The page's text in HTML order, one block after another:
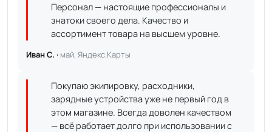
Персонал — настоящие профессионалы и
знатоки своего дела. Качество и
ассортимент товара на высшем уровне.
Иван С. · май, Яндекс.Карты
Покупаю экипировку, расходники,
зарядные устройства уже не первый год в
этом магазине. Всегда доволен качеством
— всё работает долго при использовании с